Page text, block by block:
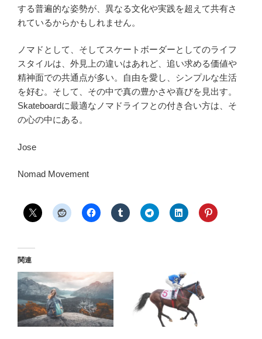
する普遍的な姿勢が、異なる文化や実践を超えて共有さ
れているからかもしれません。
ノマドとして、そしてスケートボーダーとしてのライフ
スタイルは、外見上の違いはあれど、追い求める価値や
精神面での共通点が多い。自由を愛し、シンプルな生活
を好む。そして、その中で真の豊かさや喜びを見出す。
Skateboardに最適なノマドライフとの付き合い方は、そ
の心の中にある。
Jose
Nomad Movement
関連